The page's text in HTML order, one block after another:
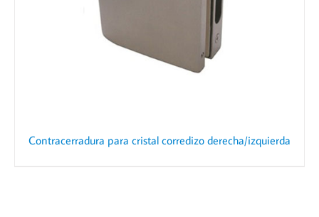
Contracerradura para cristal corredizo derecha/izquierda